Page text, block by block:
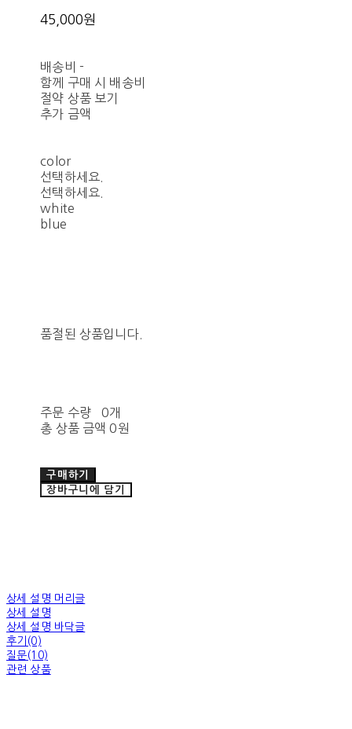
45,000원
배송비 -
함께 구매 시 배송비
절약 상품 보기
추가 금액
color
선택하세요.
선택하세요.
white
blue
품절된 상품입니다.
주문 수량
0개
총 상품 금액 0원
구매하기
장바구니에 담기
상세 설명 머리글
상세 설명
상세 설명 바닥글
후기(0)
질문(10)
관련 상품